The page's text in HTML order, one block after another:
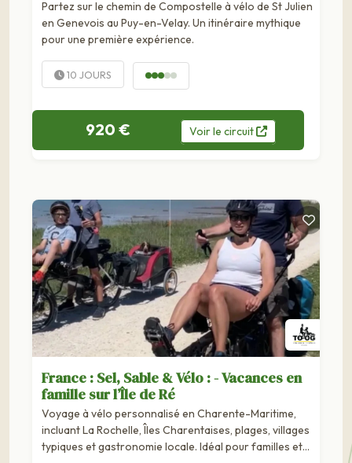
Partez sur le chemin de Compostelle à vélo de St Julien
en Genevois au Puy-en-Velay. Un itinéraire mythique
pour une première expérience.
10 JOURS
920 € Voirle circuit
France : Sel, Sable & Vélo : - Vacances en
famille sur l’Île de Ré
Voyage à vélo personnalisé en Charente-Maritime,
incluant La Rochelle, Îles Charentaises, plages, villages
typiques et gastronomie locale. Idéal pour familles et